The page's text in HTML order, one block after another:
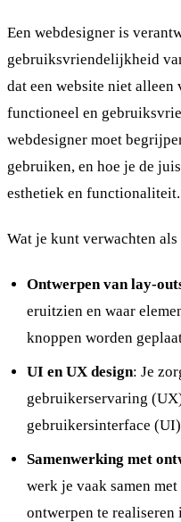
Een webdesigner is
gebruiksvriendelijkheid
dat een website niet
functioneel en
webdesigner moet
gebruiken, en hoe je de
esthetiek en functionaliteit.
Wat je kunt verwachten
Ontwerpen van lay-
eruitzien en waar
knoppen worden
UI en UX design: Je
gebruikerservaring
gebruikersinterface
Samenwerking met
werk je vaak samen
ontwerpen te realiseren